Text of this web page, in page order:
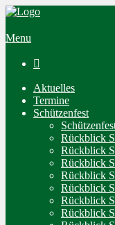
Menu

Aktuelles
Termine
Schützenfest
Rückblick
Rückblick
Rückblick
Rückblick
Rückblick
Rückblick
Rückblick